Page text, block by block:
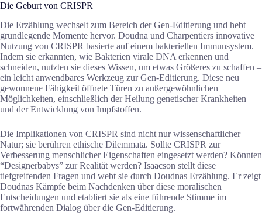
Die Geburt von CRISPR
Die Erzählung wechselt zum Bereich der Gen-Editierung und hebt
grundlegende Momente hervor. Doudna und Charpentiers innovative
Nutzung von CRISPR basierte auf einem bakteriellen Immunsystem.
Indem sie erkannten, wie Bakterien virale DNA erkennen und
schneiden, nutzten sie dieses Wissen, um etwas Größeres zu schaffen –
ein leicht anwendbares Werkzeug zur Gen-Editierung. Diese neu
gewonnene Fähigkeit öffnete Türen zu außergewöhnlichen
Möglichkeiten, einschließlich der Heilung genetischer Krankheiten
und der Entwicklung von Impfstoffen.
Die Implikationen von CRISPR sind nicht nur wissenschaftlicher
Natur; sie berühren ethische Dilemmata. Sollte CRISPR zur
Verbesserung menschlicher Eigenschaften eingesetzt werden? Könnten
“Designerbabys” zur Realität werden? Isaacson stellt diese
tiefgreifenden Fragen und webt sie durch Doudnas Erzählung. Er zeigt
Doudnas Kämpfe beim Nachdenken über diese moralischen
Entscheidungen und etabliert sie als eine führende Stimme im
fortwährenden Dialog über die Gen-Editierung.